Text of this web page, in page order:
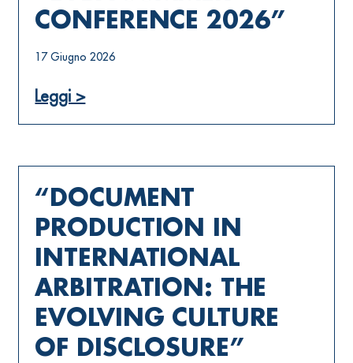
CONFERENCE 2026”
17 Giugno 2026
Leggi >
“DOCUMENT
PRODUCTION IN
INTERNATIONAL
ARBITRATION: THE
EVOLVING CULTURE
OF DISCLOSURE”